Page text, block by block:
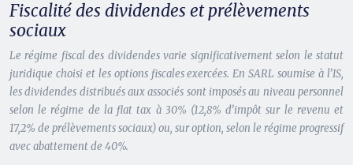
Fiscalité des dividendes et prélèvements
sociaux
Le régime fiscal des dividendes varie significativement selon le statut
juridique choisi et les options fiscales exercées. En SARL soumise à l’IS,
les dividendes distribués aux associés sont imposés au niveau personnel
selon le régime de la flat tax à 30% (12,8% d’impôt sur le revenu et
17,2% de prélèvements sociaux) ou, sur option, selon le régime progressif
avec abattement de 40%.